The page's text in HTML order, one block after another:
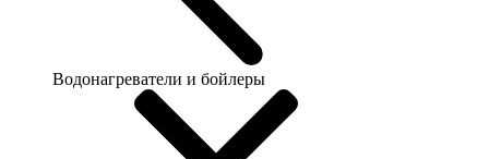
Водонагреватели и бойлеры